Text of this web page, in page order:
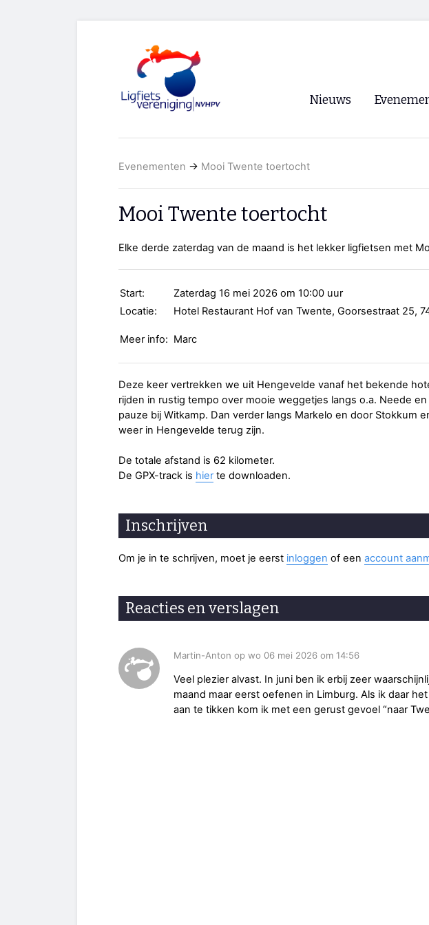
Nieuws
RSS
WK
Evenementen → Mooi Twente toertocht
Mooi Twente toertocht
Elke derde zaterdag van de maand is het lekker ligfietsen met
Start:
Zaterdag 16 mei 2026 om 10:00 uur
Locatie:
Hotel Restaurant Hof van Twente, Goorsestraat 25,
Meer info: Marc
Deze keer vertrekken we uit Hengevelde vanaf het bekende
rijden in rustig tempo over mooie weggetjes langs o.a. Neede en
pauze bij Witkamp. Dan verder langs Markelo en door Stokkum
weer in Hengevelde terug zijn.
De totale afstand is 62 kilometer.
De GPX-track is hier te downloaden.
Inschrijven
Om je in te schrijven, moet je eerst inloggen of een account
Reacties en verslagen
Martin-Anton op wo 06 mei 2026 om 14:56
Veel plezier alvast. In juni ben ik erbij zeer
maand maar eerst oefenen in Limburg. Als ik daar
aan te tikken kom ik met een gerust gevoel “naar